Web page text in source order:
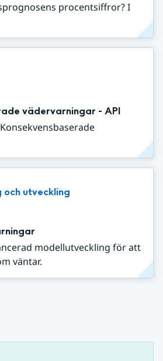
procentsiffror? I
vädervarningar - API
och utveckling
modellutveckling för att
väntar.